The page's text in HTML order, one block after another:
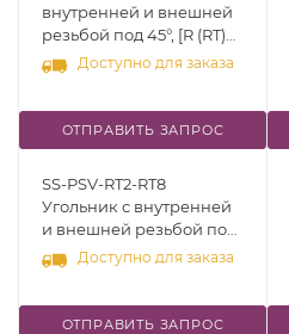
внутренней и внешней
резьбой под 45°, [R (RT)
1"], нерж.сталь 316
Доступно для заказа
ОТПРАВИТЬ ЗАПРОС
SS-PSV-RT2-RT8
Угольник с внутренней
и внешней резьбой под
45°, [R (RT) 1/8" - R (RT) 1/2"],
нерж.сталь 316
Доступно для заказа
ОТПРАВИТЬ ЗАПРОС